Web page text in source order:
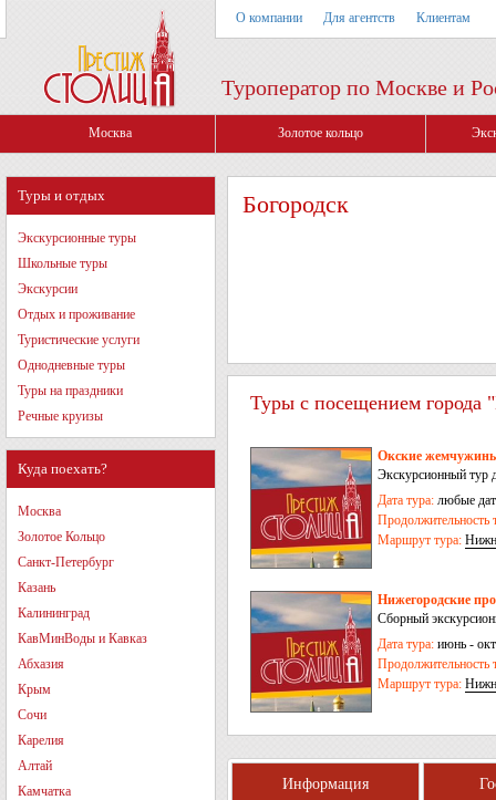
О компании Для агентств Клиентам
Туроператор по Москве и
Москва Золотое кольцо
Туры и отдых
Экскурсионные туры
Школьные туры
Экскурсии
Отдых и проживание
Туристические услуги
Однодневные туры
Туры на праздники
Речные круизы
Куда поехать?
Москва
Золотое Кольцо
Санкт-Петербург
Казань
Калининград
КавМинВоды и Кавказ
Абхазия
Крым
Сочи
Карелия
Алтай
Камчатка
Богородск
Туры с посещением города
Окские
Экскурсионный тур
Новгород
Дата тура: любые
Продолжительность
Маршрут тура:
Нижегородские
Сборный
Дата тура: июнь -
Продолжительность
Маршрут тура:
Информация